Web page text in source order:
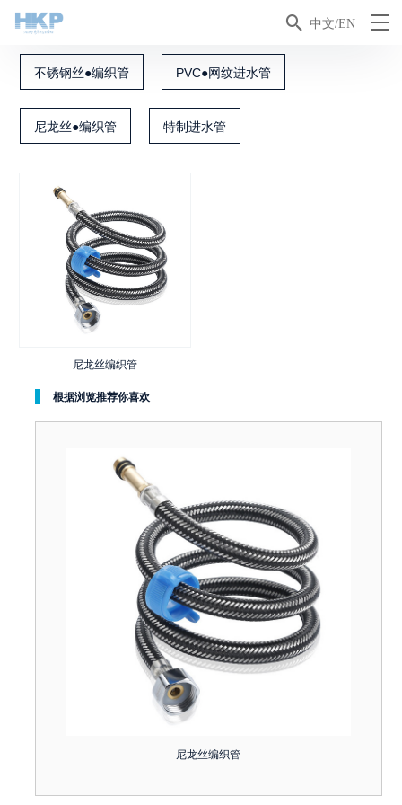
 中文/EN
不锈钢丝●编织管 PVC●网纹进水管
尼龙丝●编织管 特制进水管
尼龙丝编织管
根据浏览推荐你喜欢
尼龙丝编织管